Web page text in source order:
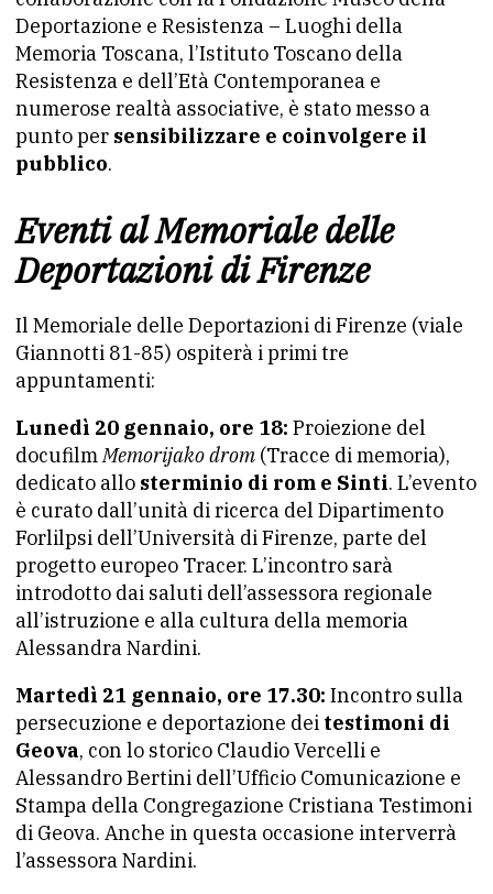
Deportazione e Resistenza – Luoghi della
Memoria Toscana, l’Istituto Toscano della
Resistenza e dell’Età Contemporanea e
numerose realtà associative, è stato messo a
punto per sensibilizzare e coinvolgere il
pubblico.
Eventi al Memoriale delle
Deportazioni di Firenze
Il Memoriale delle Deportazioni di Firenze (viale
Giannotti 81-85) ospiterà i primi tre
appuntamenti:
Lunedì 20 gennaio, ore 18: Proiezione del
docufilmMemorijako drom (Tracce di memoria),
dedicato allo sterminio di rom e Sinti. L’evento
è curato dall’unità di ricerca del Dipartimento
Forlilpsi dell’Università di Firenze, parte del
progetto europeo Tracer. L’incontro sarà
introdotto dai saluti dell’assessora regionale
all’istruzione e alla cultura della memoria
Alessandra Nardini.
Martedì 21 gennaio, ore 17.30: Incontro sulla
persecuzione e deportazione dei testimoni di
Geova, con lo storico Claudio Vercelli e
Alessandro Bertini dell’Ufficio Comunicazione e
Stampa della Congregazione Cristiana Testimoni
di Geova. Anche in questa occasione interverrà
l’assessora Nardini.